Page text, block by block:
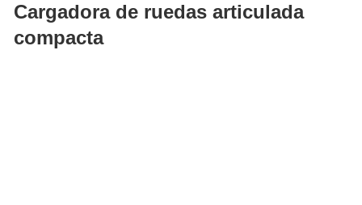
Cargadora compacta con ruedas Cargadora de ruedas
articulada compacta
Cargadora de ruedas articulada
compacta